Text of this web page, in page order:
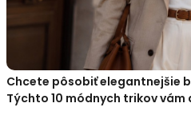
Chcete pôsobiť elegantnejšie
Týchto 10 módnych trikov